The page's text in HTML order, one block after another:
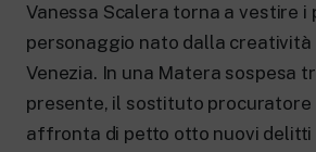
Approfondimenti culturali su
Letteratura, Storia e molto
Per le scuole secondarie di I
l’Università, i Docenti e
adulti.
Rai Scuola
Vanessa Scalera torna a vestire i
personaggio nato dalla creatività
Venezia. In una Matera sospesa
presente, il sostituto procuratore
affronta di petto otto nuovi delitti